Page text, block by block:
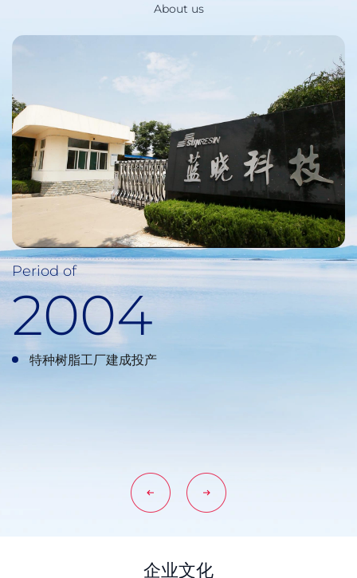
About us
Period of
2004
特种树脂工厂建成投产
Period of
2010
公司研发中心被授予“省级工程中心”
Period of
2015
系统工程园投产
Period of
2016
蓝晓科技园落成
Period of
2018
盐湖卤水提锂技术取得突破，与藏格锂业、锦泰锂业签
Period of
2019
蓝晓科技新材料产业园建成投产
Period of
2021
苏州蓝晓科技正式运营
企业文化